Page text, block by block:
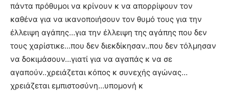
πάντα πρόθυμοι να κρίνουν κ να απορρίψουν τον
καθένα για να ικανοποιήσουν τον θυμό τους για την
έλλειψη αγάπης…για την έλλειψη της αγάπης που δεν
τους χαρίστικε…που δεν διεκδίκησαν..που δεν τόλμησαν
να δοκιμάσουν…γιατί για να αγαπάς κ να σε
αγαπούν..χρειάζεται κόπος κ συνεχής αγώνας…
χρειάζεται εμπιστοσύνη…υπομονή κ